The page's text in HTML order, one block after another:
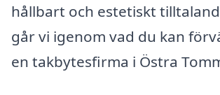
hållbart och estetiskt
går vi igenom vad du kan
en takbytesfirma i Östra